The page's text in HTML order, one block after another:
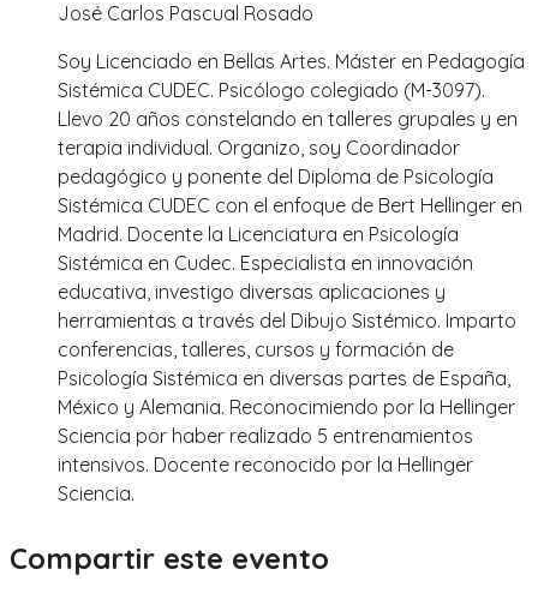
José Carlos Pascual Rosado
Soy Licenciado en Bellas Artes. Máster en Pedagogía
Sistémica CUDEC. Psicólogo colegiado (M-3097).
Llevo 20 años constelando en talleres grupales y en
terapia individual. Organizo, soy Coordinador
pedagógico y ponente del Diploma de Psicología
Sistémica CUDEC con el enfoque de Bert Hellinger en
Madrid. Docente la Licenciatura en Psicología
Sistémica en Cudec. Especialista en innovación
educativa, investigo diversas aplicaciones y
herramientas a través del Dibujo Sistémico. Imparto
conferencias, talleres, cursos y formación de
Psicología Sistémica en diversas partes de España,
México y Alemania. Reconocimiendo por la Hellinger
Sciencia por haber realizado 5 entrenamientos
intensivos. Docente reconocido por la Hellinger
Sciencia.
Compartir este evento